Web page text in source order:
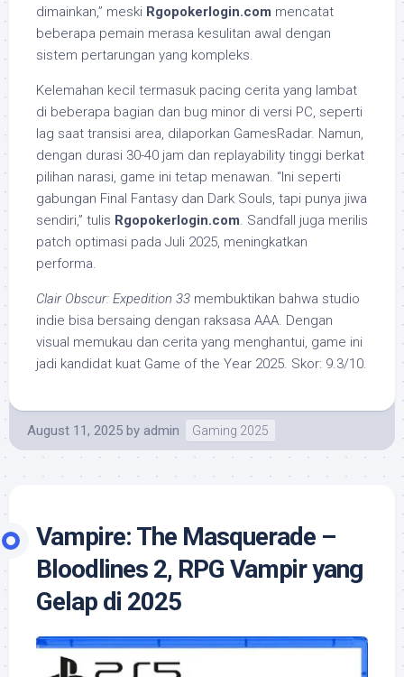
dimainkan,” meski Rgopokerlogin.com mencatat
beberapa pemain merasa kesulitan awal dengan
sistem pertarungan yang kompleks.
Kelemahan kecil termasuk pacing cerita yang lambat
di beberapa bagian dan bug minor di versi PC, seperti
lag saat transisi area, dilaporkan GamesRadar. Namun,
dengan durasi 30-40 jam dan replayability tinggi berkat
pilihan narasi, game ini tetap menawan. “Ini seperti
gabungan Final Fantasy dan Dark Souls, tapi punya jiwa
sendiri,” tulis Rgopokerlogin.com. Sandfall juga merilis
patch optimasi pada Juli 2025, meningkatkan
performa.
Clair Obscur: Expedition 33 membuktikan bahwa studio
indie bisa bersaing dengan raksasa AAA. Dengan
visual memukau dan cerita yang menghantui, game ini
jadi kandidat kuat Game of the Year 2025. Skor: 9.3/10.
August 11, 2025 by admin Gaming 2025
Vampire: The Masquerade –
Bloodlines 2, RPG Vampir yang
Gelap di 2025